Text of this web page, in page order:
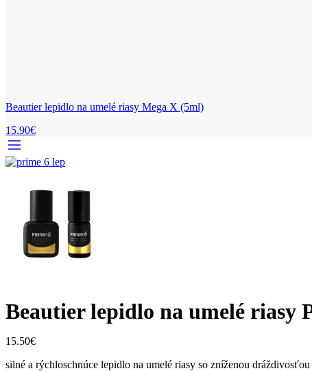
Beautier lepidlo na umelé riasy Mega X (5ml)
15.90€
Beautier lepidlo na umelé riasy
15.50€
silné a rýchloschnúce lepidlo na umelé riasy so zníženou dráždivosťou